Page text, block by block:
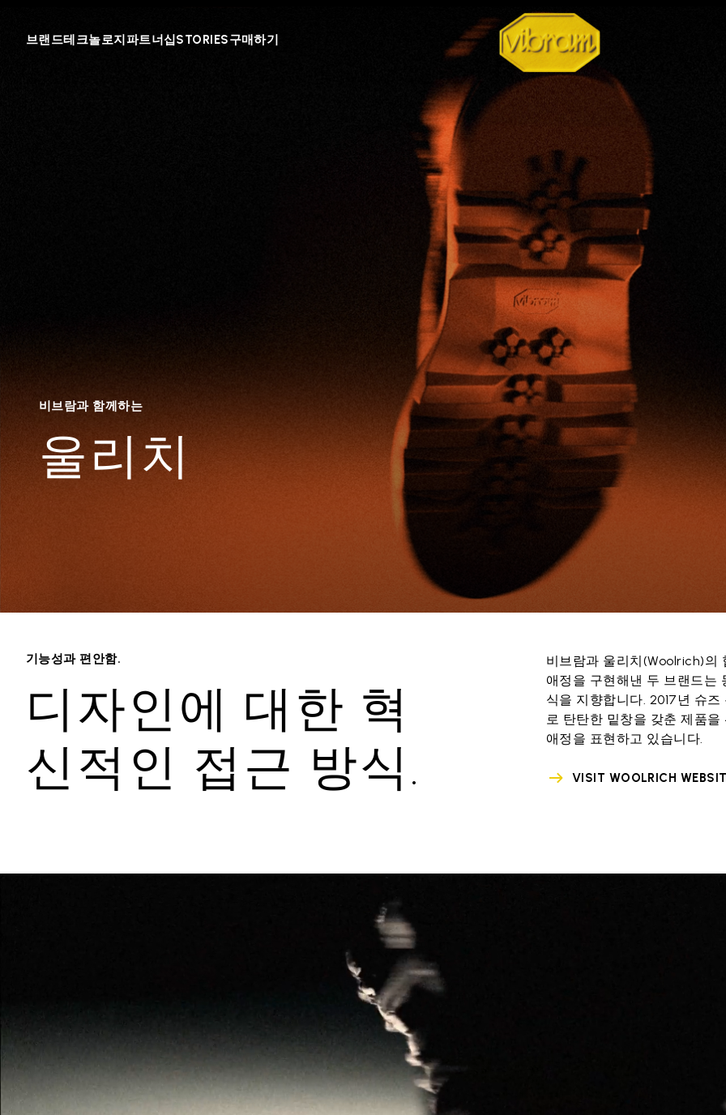
브랜드테크놀로지파트너십STORIES구매하기
비브람과 함께하는
울리치
기능성과 편안함.
디자인에 대한 혁
신적인 접근 방식.
비브람과 울리치(Woolrich)의
애정을 구현해낸 두 브랜드는
식을 지향합니다. 2017년 슈
로 탄탄한 밑창을 갖춘 제품
애정을 표현하고 있습니다.
VISIT WOOLRICH